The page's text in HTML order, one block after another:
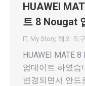
HUAWEI
트 8 Nougat
IT, My Story, 해외 직구
HUAWEI MATE
업데이트 하였습
변경되면서 안드